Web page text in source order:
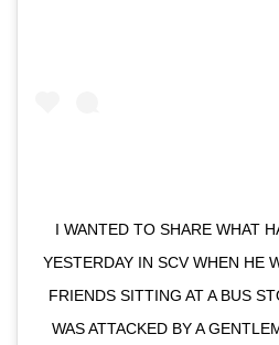
I WANTED TO SHARE WHAT
YESTERDAY IN SCV WHEN HE
FRIENDS SITTING AT A BUS
WAS ATTACKED BY A